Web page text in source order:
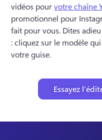
vidéos pour votre chaîne
promotionnel pour
fait pour vous. Dites
: cliquez sur le modèle
votre guise.
Essayez